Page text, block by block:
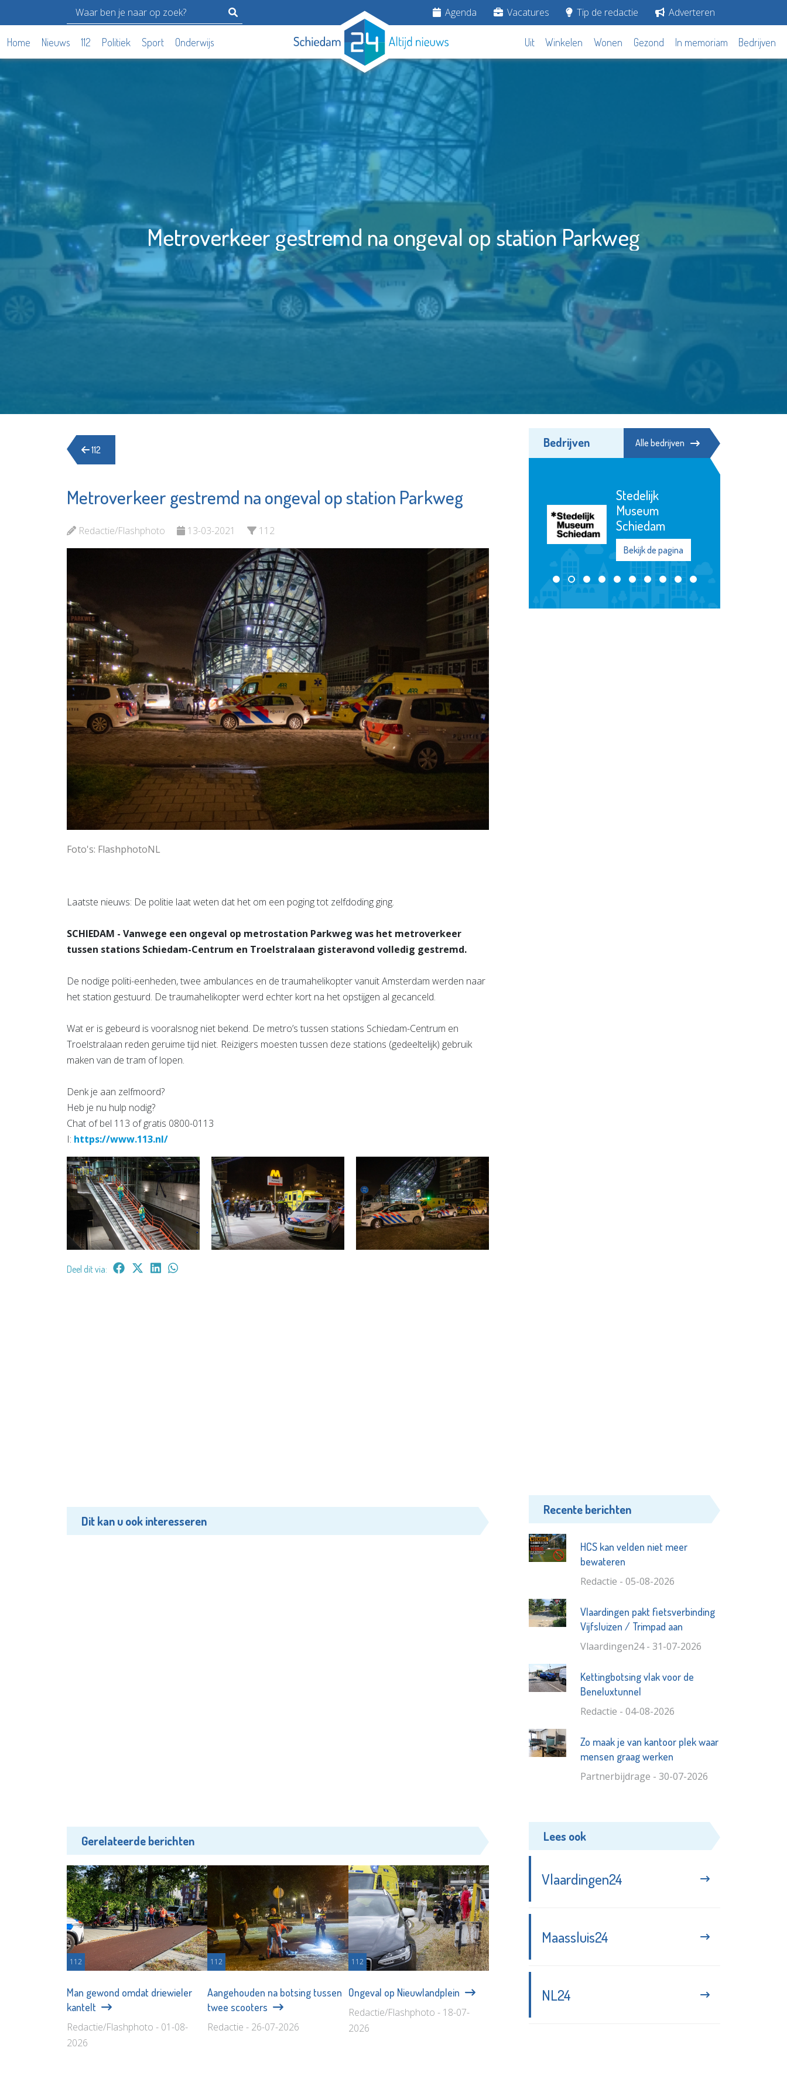
Agenda Vacatures Tip de redactie Adverteren
Home Nieuws 112 Politiek Sport Onderwijs Uit Winkelen Wonen Gezond In memoriam Bedrijven
Metroverkeer gestremd na ongeval op station Parkweg
112
Metroverkeer gestremd na ongeval op station Parkweg
Redactie/Flashphoto 13-03-2021 112
Foto's: FlashphotoNL
Laatste nieuws: De politie laat weten dat het om een poging tot zelfdoding ging.
SCHIEDAM - Vanwege een ongeval op metrostation Parkweg was het metroverkeer
tussen stations Schiedam-Centrum en Troelstralaan gisteravond volledig gestremd.
De nodige politi-eenheden, twee ambulances en de traumahelikopter vanuit Amsterdam werden naar
het station gestuurd. De traumahelikopter werd echter kort na het opstijgen al gecanceld.
Wat er is gebeurd is vooralsnog niet bekend. De metro’s tussen stations Schiedam-Centrum en
Troelstralaan reden geruime tijd niet. Reizigers moesten tussen deze stations (gedeeltelijk) gebruik
maken van de tram of lopen.
Denk je aan zelfmoord?
Heb je nu hulp nodig?
Chat of bel 113 of gratis 0800-0113
I: https://www.113.nl/
Deel dit via:
Dit kan u ook interesseren
Gerelateerde berichten
112
Man gewond omdat driewieler
kantelt
Redactie/Flashphoto - 01-08-
2026
112
Aangehouden na botsing tussen
twee scooters
Redactie - 26-07-2026
112
Ongeval op Nieuwlandplein
Redactie/Flashphoto - 18-07-
2026
Bedrijven Alle bedrijven
St.-Jozefmavo
Bekijk de pagina
Museum
Bekijk de pagina
Stedelijk
Museum
Bekijk de pagina
Rotterdam The
Hague Airport
Recente berichten
HCS kan velden niet meer
bewateren
Redactie - 05-08-2026
Vlaardingen pakt fietsverbinding
Vijfsluizen / Trimpad aan
Vlaardingen24 - 31-07-2026
Kettingbotsing vlak voor de
Beneluxtunnel
Redactie - 04-08-2026
Zo maak je van kantoor plek waar
mensen graag werken
Partnerbijdrage - 30-07-2026
Lees ook
Vlaardingen24
Maassluis24
NL24